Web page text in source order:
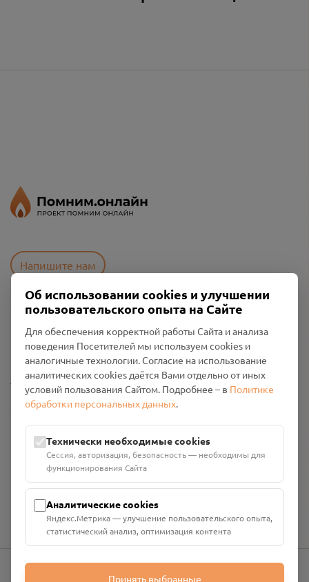
Напишите нам
Политика конфиденциальности
Промо-материалы
Настройки cookies
Общество с ограниченной ответственностью «Смоленский
Проект Помним»
ИНН: 6700029207 ОГРН: 1256700001986
Юридический адрес: 216790, Смоленская область, р-н
Руднянский, г. Рудня, улица Западная, д. 26А, пом. 18
Номер счёта: 40702810901130004287 в АО "АЛЬФА-БАНК"
Об использовании cookies и улучшении
пользовательского опыта на Сайте
Для обеспечения корректной работы Сайта и анализа
поведения Посетителей мы используем cookies и
аналогичные технологии. Согласие на использование
аналитических cookies даётся Вами отдельно от иных
условий пользования Сайтом. Подробнее – в Политике
обработки персональных данных.
Технически необходимые cookies
Сессия, авторизация, безопасность — необходимы для
функционирования Сайта
Аналитические cookies
Яндекс.Метрика — улучшение пользовательского опыта,
статистический анализ, оптимизация контента
Принять выбранные